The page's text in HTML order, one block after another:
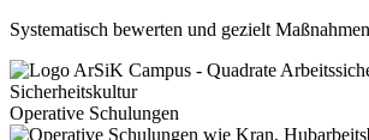
Systematisch bewerten und gezielt
Operative Schulungen